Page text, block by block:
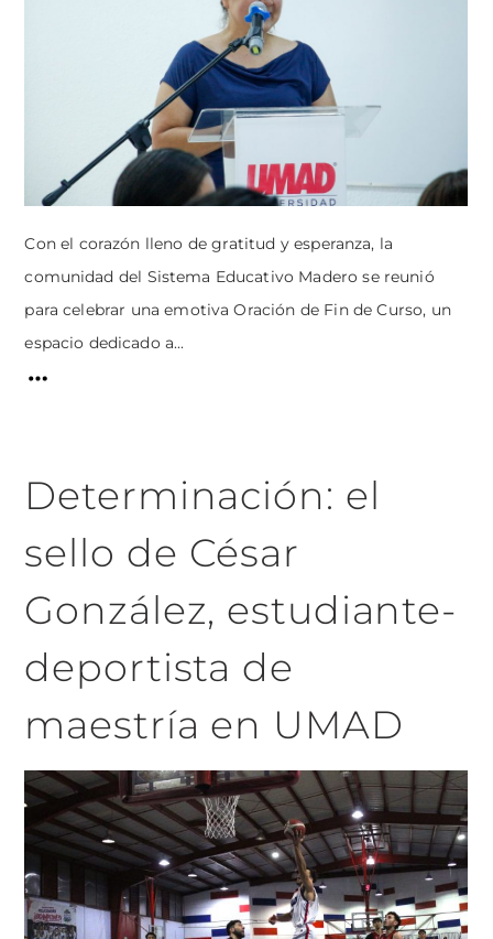
Con el corazón lleno de gratitud y esperanza, la
comunidad del Sistema Educativo Madero se reunió
para celebrar una emotiva Oración de Fin de Curso, un
espacio dedicado a...
Determinación: el
sello de César
González, estudiante-
deportista de
maestría en UMAD